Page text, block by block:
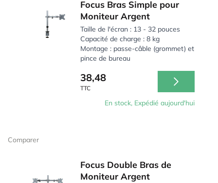
Focus Bras Simple pour
Moniteur Argent
Taille de l'écran : 13 - 32 pouces
Capacité de charge : 8 kg
Montage : passe-câble (grommet) et
pince de bureau
38,48
TTC
En stock, Expédié aujourd'hui
Comparer
Focus Double Bras de
Moniteur Argent